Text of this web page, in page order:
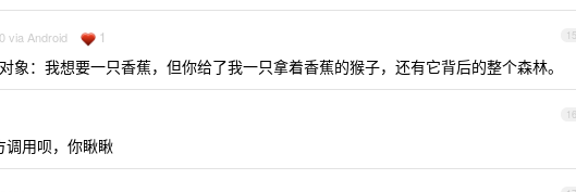
15
via Android 1
象：我想要一只香蕉，但你给了我一只拿着香蕉的猴子，还有它背后的整个森林。
16
调用呗，你瞅瞅